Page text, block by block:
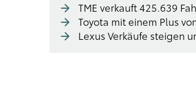
TME verkauft 425.639
Toyota mit einem Plus
Lexus Verkäufe steigen